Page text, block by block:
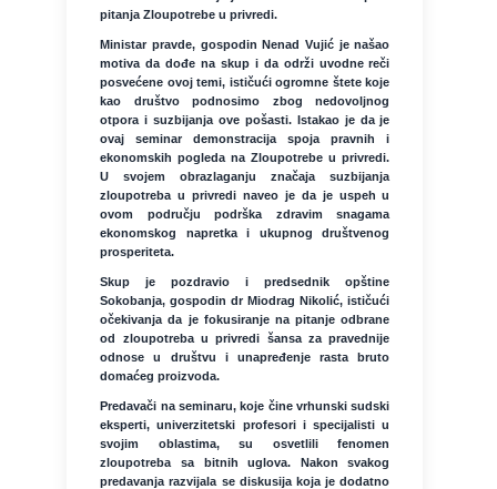
pitanja Zloupotrebe u privredi.
Ministar pravde, gospodin Nenad Vujić je našao
motiva da dođe na skup i da održi uvodne reči
posvećene ovoj temi, ističući ogromne štete koje
kao društvo podnosimo zbog nedovoljnog
otpora i suzbijanja ove pošasti. Istakao je da je
ovaj seminar demonstracija spoja pravnih i
ekonomskih pogleda na Zloupotrebe u privredi.
U svojem obrazlaganju značaja suzbijanja
zloupotreba u privredi naveo je da je uspeh u
ovom području podrška zdravim snagama
ekonomskog napretka i ukupnog društvenog
prosperiteta.
Skup je pozdravio i predsednik opštine
Sokobanja, gospodin dr Miodrag Nikolić, ističući
očekivanja da je fokusiranje na pitanje odbrane
od zloupotreba u privredi šansa za pravednije
odnose u društvu i unapređenje rasta bruto
domaćeg proizvoda.
Predavači na seminaru, koje čine vrhunski sudski
eksperti, univerzitetski profesori i specijalisti u
svojim oblastima, su osvetlili fenomen
zloupotreba sa bitnih uglova. Nakon svakog
predavanja razvijala se diskusija koja je dodatno